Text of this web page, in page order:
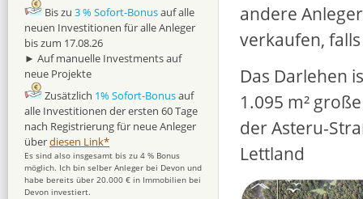
andere
verkaufen,
Das Darlehen
1.095 m²
der Asteru-
Lettland
Bis zu 3 % Sofort-Bonusauf alle
neuen Investitionen für alle Anleger
bis zum 17.08.26
► Auf manuelle Investments auf
neue Projekte
Zusätzlich 1% Sofort-Bonusauf
alle Investitionen der ersten 60 Tage
nach Registrierung für neue Anleger
überdiesen Link*
Es sind also insgesamt bis zu 4 % Bonus
möglich. Ich bin selber Anleger bei Devon und
habe bereits über 20.000 € in Immobilien bei
Devon investiert.